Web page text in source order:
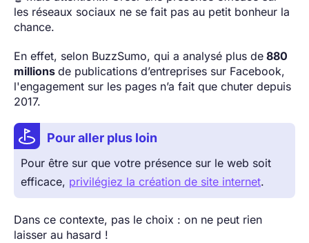
les réseaux sociaux ne se fait pas au petit bonheur la
chance.
En effet, selon BuzzSumo, qui a analysé plus de 880
millions de publications d’entreprises sur Facebook,
l'engagement sur les pages n’a fait que chuter depuis
2017.
Pour aller plus loin
Pour être sur que votre présence sur le web soit
efficace, privilégiez la création de site internet.
Dans ce contexte, pas le choix : on ne peut rien
laisser au hasard !